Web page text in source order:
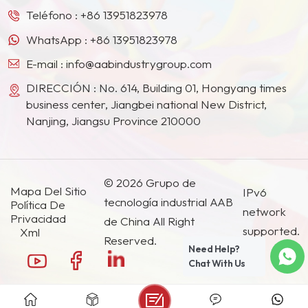
importantes para mejorar
durabilidad y la apariencia
de los recubrimientos en
polvo. La cantidad de
estos productos químicos
especializados que se
agregan es muy pequeña
Teléfono : +86 13951823978
WhatsApp : +86 13951823978
E-mail : info@aabindustrygroup.com
DIRECCIÓN : No. 614, Building 01, Hongyang times
business center, Jiangbei national New District,
Nanjing, Jiangsu Province 210000
Mapa Del Sitio
Política De
Privacidad
Xml
© 2026 Grupo de
tecnología industrial AAB
de China All Right
Reserved.
IPv6
network
supported.
Need Help?
Chat With Us